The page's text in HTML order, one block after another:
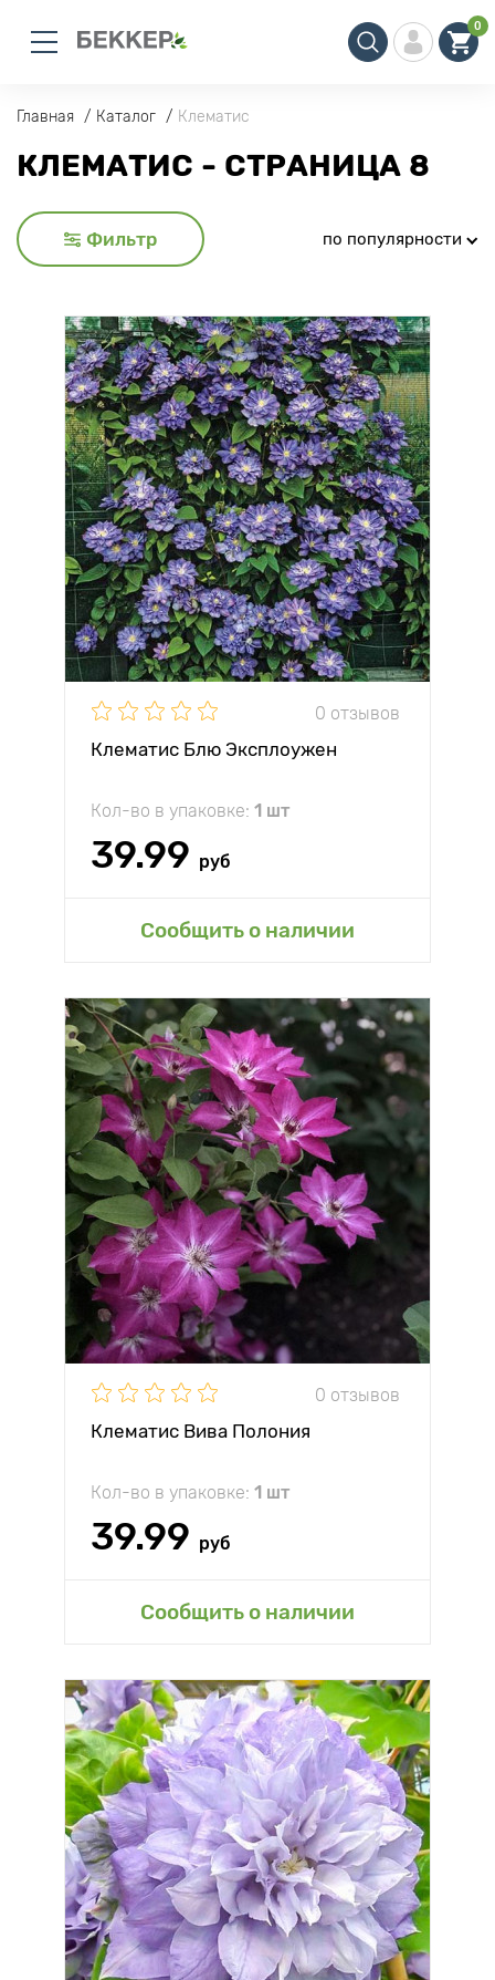
0
Главная Каталог Клематис
КЛЕМАТИС - СТРАНИЦА 8
Фильтр по популярности
0 отзывов
Клематис Блю Эксплоужен
Кол-во в упаковке: 1 шт
39.99 руб
Сообщить о наличии
0 отзывов
Клематис Вива Полония
Кол-во в упаковке: 1 шт
39.99 руб
Сообщить о наличии